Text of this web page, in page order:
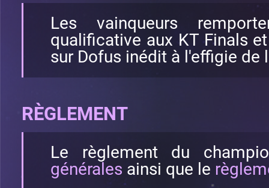
Les vainqueurs
qualificative aux KT Finals
sur Dofus inédit à l'effigie de
RÈGLEMENT
Le règlement du
générales ainsi que le